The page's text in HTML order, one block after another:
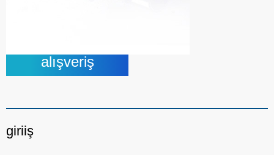
alışveriş
giriiş